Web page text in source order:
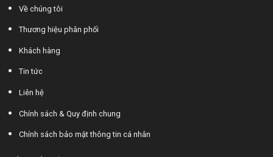
Về chúng tôi
Thương hiệu phân phối
Khách hàng
Tin tức
Liên hệ
Chính sách & Quy định chung
Chính sách bảo mật thông tin cá nhân